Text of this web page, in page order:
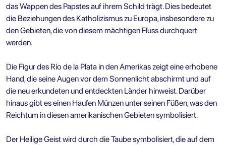
das Wappen des Papstes auf ihrem Schild trägt. Dies bedeutet
die Beziehungen des Katholizismus zu Europa, insbesondere zu
den Gebieten, die von diesem mächtigen Fluss durchquert
werden.
Die Figur des Río de la Plata in den Amerikas zeigt eine erhobene
Hand, die seine Augen vor dem Sonnenlicht abschirmt und auf
die neu erkundeten und entdeckten Länder hinweist. Darüber
hinaus gibt es einen Haufen Münzen unter seinen Füßen, was den
Reichtum in diesen amerikanischen Gebieten symbolisiert.
Der Heilige Geist wird durch die Taube symbolisiert, die auf dem